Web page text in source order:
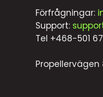
Förfrågningar:
Support:
Tel +468-501
Propellervägen